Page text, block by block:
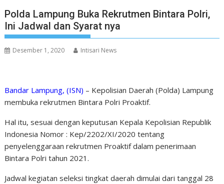
Polda Lampung Buka Rekrutmen Bintara Polri,
Ini Jadwal dan Syarat nya
Desember 1, 2020 Intisari News
Bandar Lampung, (ISN) – Kepolisian Daerah (Polda) Lampung
membuka rekrutmen Bintara Polri Proaktif.
Hal itu, sesuai dengan keputusan Kepala Kepolisian Republik
Indonesia Nomor : Kep/2202/XI/2020 tentang
penyelenggaraan rekrutmen Proaktif dalam penerimaan
Bintara Polri tahun 2021.
Jadwal kegiatan seleksi tingkat daerah dimulai dari tanggal 28